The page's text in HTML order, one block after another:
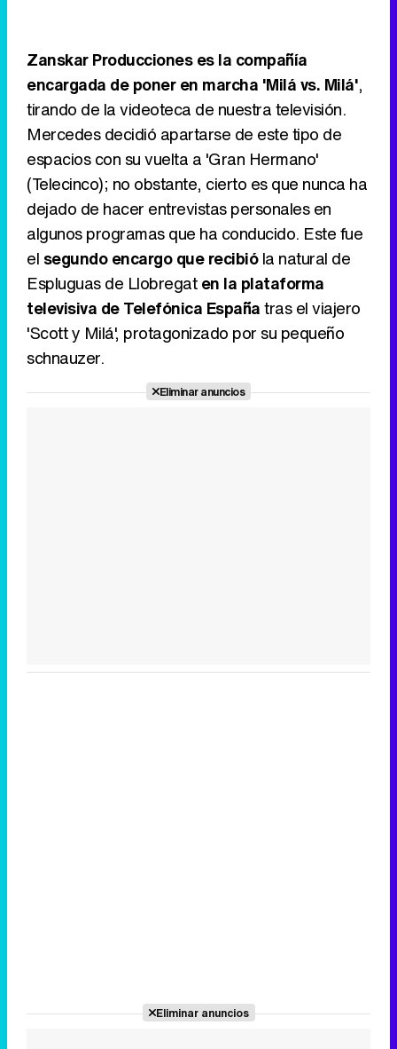
Zanskar Producciones es la compañía
encargada de poner en marcha 'Milá vs. Milá',
tirando de la videoteca de nuestra televisión.
Mercedes decidió apartarse de este tipo de
espacios con su vuelta a 'Gran Hermano'
(Telecinco); no obstante, cierto es que nunca ha
dejado de hacer entrevistas personales en
algunos programas que ha conducido. Este fue
el segundo encargo que recibióla natural de
Espluguas de Llobregaten la plataforma
televisiva de Telefónica Españatras el viajero
'Scott y Milá', protagonizado por su pequeño
schnauzer.
Eliminar anuncios
Eliminar anuncios